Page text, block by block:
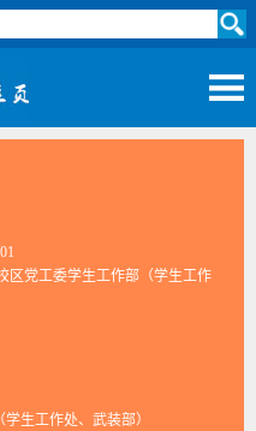
区党工委学生工作部（学生工作
生工作处、武装部）